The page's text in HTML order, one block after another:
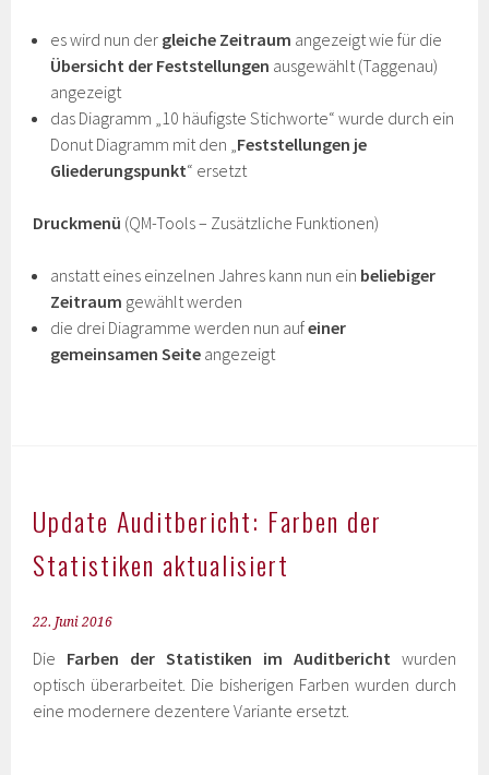
es wird nun der gleiche Zeitraum angezeigt wie für die
Übersicht der Feststellungen ausgewählt (Taggenau)
angezeigt
das Diagramm „10 häufigste Stichworte“ wurde durch ein
Donut Diagramm mit den „ Feststellungen je
Gliederungspunkt“ ersetzt
Druckmenü (QM-Tools – Zusätzliche Funktionen)
anstatt eines einzelnen Jahres kann nun ein beliebiger
Zeitraum gewählt werden
die drei Diagramme werden nun aufeiner
gemeinsamen Seite angezeigt
Update Auditbericht: Farben der
Statistiken aktualisiert
22. Juni 2016
Die Farben der Statistiken im Auditbericht wurden
optisch überarbeitet. Die bisherigen Farben wurden durch
eine modernere dezentere Variante ersetzt.